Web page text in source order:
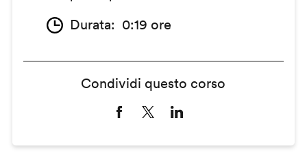
Durata 0:19 ore
Condividi questo corso